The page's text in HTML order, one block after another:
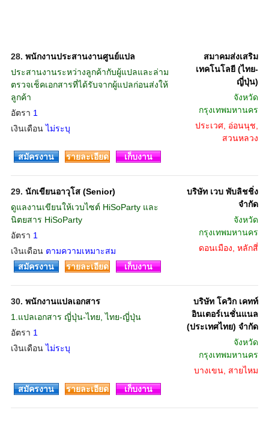
28. พนักงานประสานงานศูนย์แปล
ประสานงานระหว่างลูกค้ากับผู้แปลและล่าม
ตรวจเช็คเอกสารที่ได้รับจากผู้แปลก่อนส่งให้
ลูกค้า
อัตรา 1
เงินเดือนไม่ระบุ
สมาคมส่งเสริม
เทคโนโลยี (ไทย-
ญี่ปุ่น)
จังหวัด
กรุงเทพมหานคร
ประเวศ, อ่อนนุช,
สวนหลวง
สมัครงาน
รายละเอียด เก็บงาน
29. นักเขียนอาวุโส (Senior)
ดูแลงานเขียนให้เวบไซต์ HiSoParty และ
นิตยสาร HiSoParty
อัตรา 1
เงินเดือน ตามความเหมาะสม
บริษัท เวบ พับลิชชิ่ง
จำกัด
จังหวัด
กรุงเทพมหานคร
ดอนเมือง, หลักสี่
สมัครงาน
รายละเอียด เก็บงาน
30. พนักงานแปลเอกสาร
1.แปลเอกสาร ญี่ปุ่น-ไทย, ไทย-ญี่ปุ่น
อัตรา 1
เงินเดือนไม่ระบุ
บริษัท โควิก เคทท์
อินเตอร์เนชั่นแนล
(ประเทศไทย) จำกัด
จังหวัด
กรุงเทพมหานคร
บางเขน, สายไหม
สมัครงาน
รายละเอียด เก็บงาน